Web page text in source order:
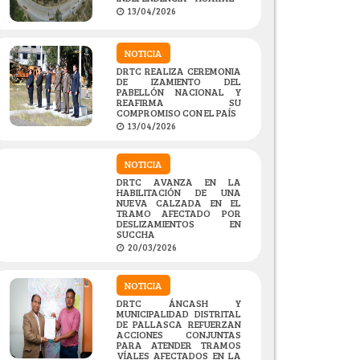
13/04/2026
NOTICIA
DRTC REALIZA CEREMONIA
DE IZAMIENTO DEL
PABELLÓN NACIONAL Y
REAFIRMA SU
COMPROMISO CON EL PAÍS
13/04/2026
NOTICIA
DRTC AVANZA EN LA
HABILITACIÓN DE UNA
NUEVA CALZADA EN EL
TRAMO AFECTADO POR
DESLIZAMIENTOS EN
SUCCHA
20/03/2026
NOTICIA
DRTC ÁNCASH Y
MUNICIPALIDAD DISTRITAL
DE PALLASCA REFUERZAN
ACCIONES CONJUNTAS
PARA ATENDER TRAMOS
VÍALES AFECTADOS EN LA